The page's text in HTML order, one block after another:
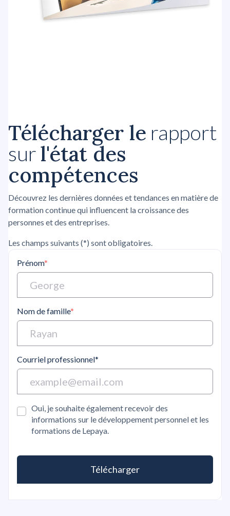
Télécharger le rapport
surl'état des
compétences
Découvrez les dernières données et tendances en matière de
formation continue qui influencent la croissance des
personnes et des entreprises.
Les champs suivants (*) sont obligatoires.
Prénom*
Nom de famille*
Courriel professionnel*
Oui, je souhaite également recevoir des
informations sur le développement personnel et les
formations de Lepaya.